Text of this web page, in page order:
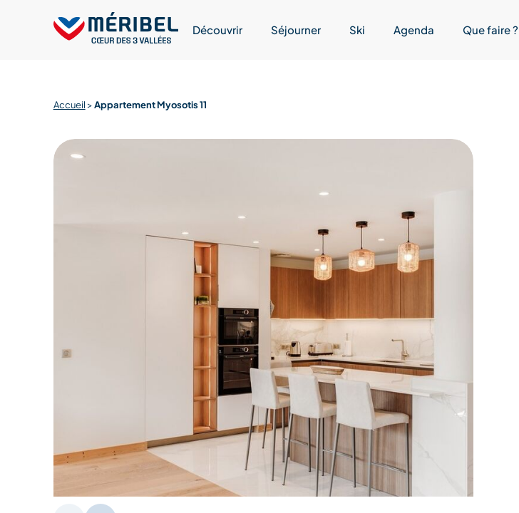
Découvrir Séjourner Ski Agenda Que faire ?
Accueil >Appartement Myosotis 11